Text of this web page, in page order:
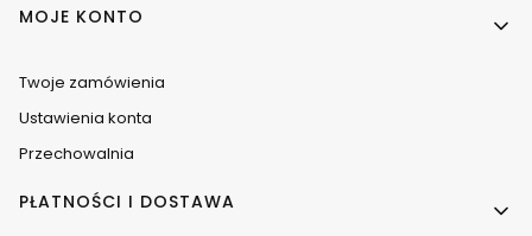
MOJE KONTO
Twoje zamówienia
Ustawienia konta
Przechowalnia
PŁATNOŚCI I DOSTAWA